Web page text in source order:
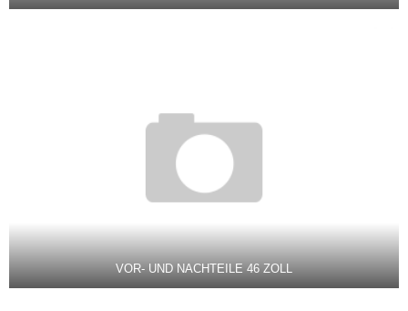
VOR- UND NACHTEILE 46 ZOLL